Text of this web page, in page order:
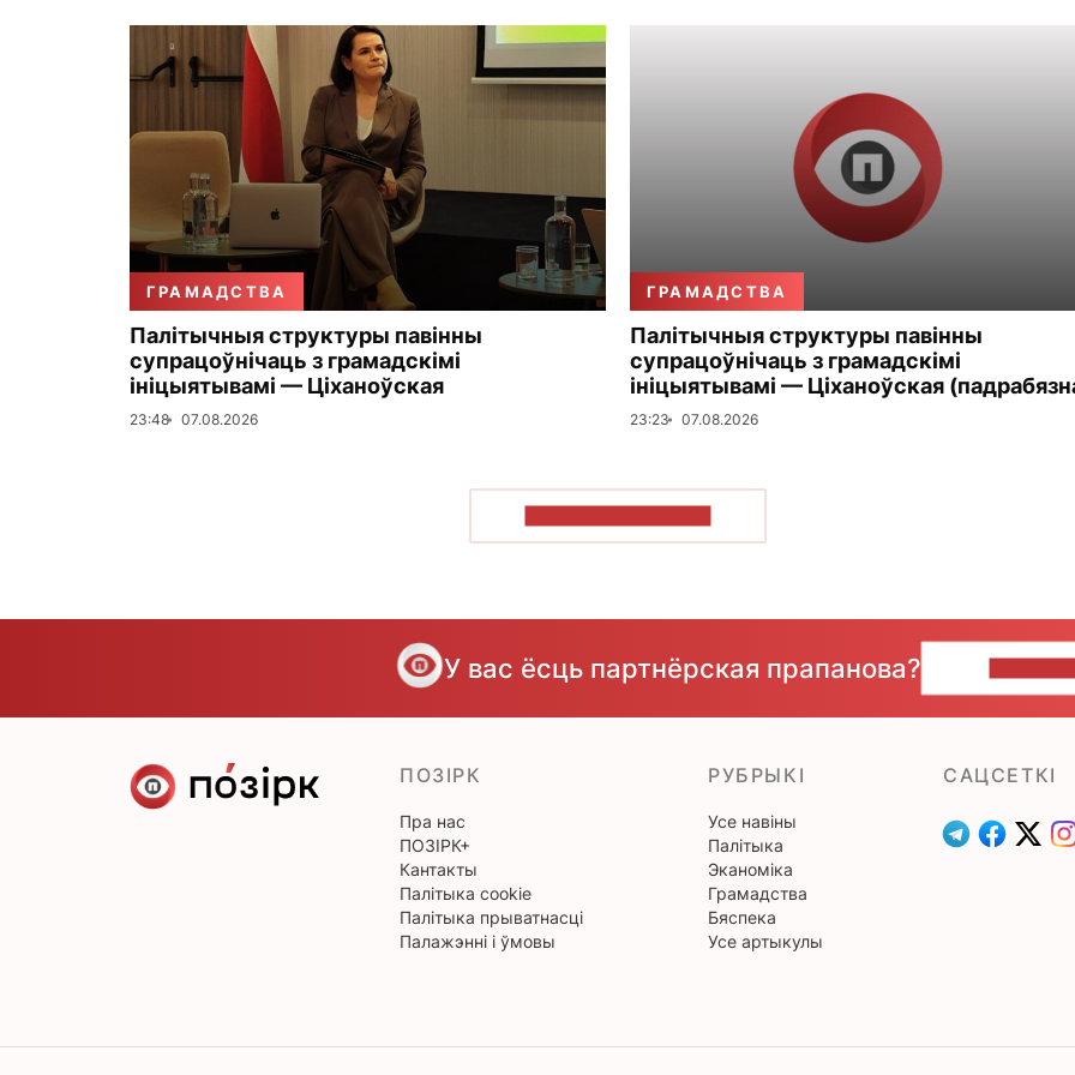
ГРАМАДСТВА
Палітычныя структуры павінны
супрацоўнічаць з грамадскімі
ініцыятывамі — Ціханоўская
23:48 07.08.2026
ГРАМАДСТВА
Палітычныя структуры павінны
супрацоўнічаць з грамадскімі
ініцыятывамі — Ціханоўская
23:23 07.08.2026
У вас ёсць партнёрская прапанова?
ПОЗІРК
Пра нас
ПОЗІРК+
Кантакты
Палітыка cookie
Палітыка прыватнасці
Палажэнні і ўмовы
РУБРЫКІ
Усе навіны
Палітыка
Эканоміка
Грамадства
Бяспека
Усе артыкулы
САЦСЕТКІ